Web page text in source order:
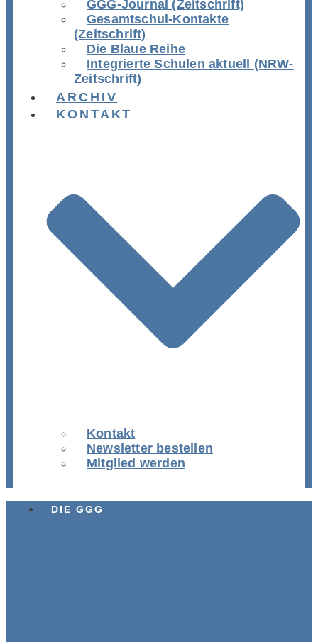
GGG-Journal (Zeitschrift)
Gesamtschul-Kontakte
(Zeitschrift)
Die Blaue Reihe
Integrierte Schulen aktuell (NRW-
Zeitschrift)
ARCHIV
KONTAKT
Kontakt
Newsletter bestellen
Mitglied werden
DIE GGG